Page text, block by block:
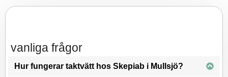
vanliga frågor
Hur fungerar taktvätt hos Skepiab i Mullsjö?